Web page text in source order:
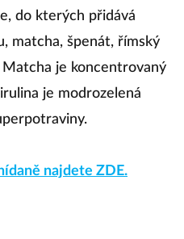
do kterých přidává
matcha, špenát, římský
je koncentrovaný
je modrozelená
najdete ZDE.